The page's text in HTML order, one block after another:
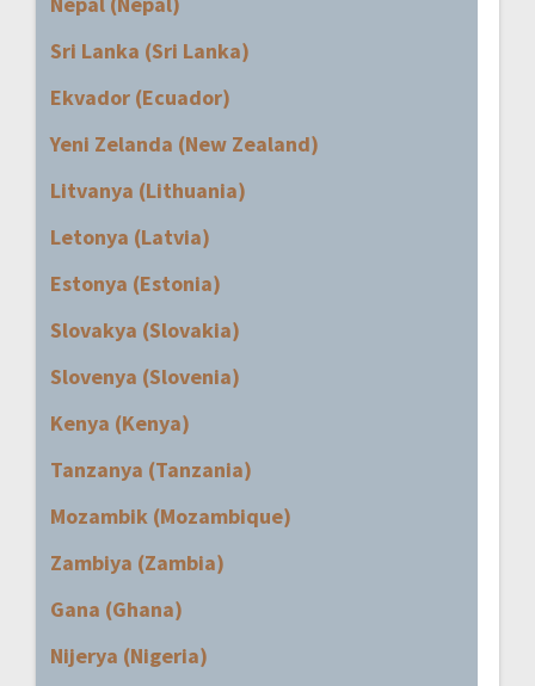
Sri Lanka (Sri Lanka)
Ekvador (Ecuador)
Yeni Zelanda (New Zealand)
Litvanya (Lithuania)
Letonya (Latvia)
Estonya (Estonia)
Slovakya (Slovakia)
Slovenya (Slovenia)
Kenya (Kenya)
Tanzanya (Tanzania)
Mozambik (Mozambique)
Zambiya (Zambia)
Gana (Ghana)
Nijerya (Nigeria)